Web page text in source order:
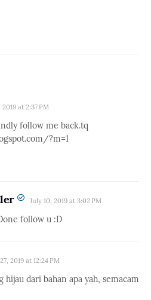
2019 at 2:37 PM
follow me back.tq
?m=1
July 10, 2019 at 3:02 PM
follow u :D
2019 at 12:24 PM
hijau dari bahan apa yah, semacam